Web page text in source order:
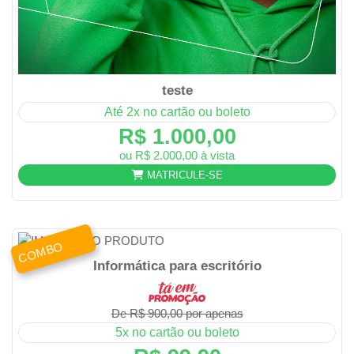
teste
Até 2x no cartão ou boleto
R$ 1.000,00
ou R$ 2.000,00 à vista
MATRICULE-SE
COMBO
Informática para escritório
De R$ 900,00 por apenas
5x no cartão ou boleto